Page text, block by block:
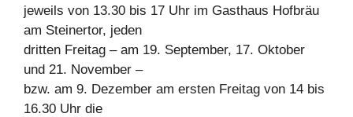
jeweils von 13.30 bis 17 Uhr im Gasthaus Hofbräu
am Steinertor, jeden
dritten Freitag – am 19. September, 17. Oktober
und 21. November –
bzw. am 9. Dezember am ersten Freitag von 14 bis
16.30 Uhr die